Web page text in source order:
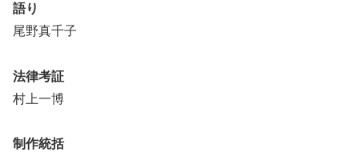
語り
尾野真千子
法律考証
村上一博
制作統括